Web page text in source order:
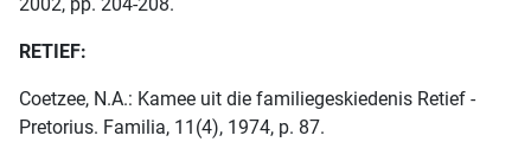
2002, pp. 204-208.
RETIEF:
Coetzee, N.A.: Kamee uit die familiegeskiedenis Retief -
Pretorius. Familia, 11(4), 1974, p. 87.